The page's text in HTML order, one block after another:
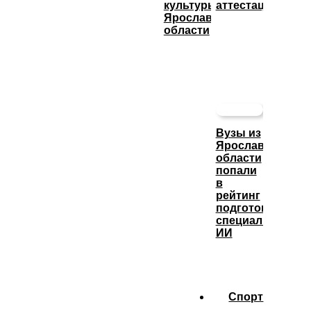
культуры
Ярославской
области
аттестацию
Вузы из
Ярославской
области
попали
в
рейтинг
подготовки
специалистов
ИИ
Спорт